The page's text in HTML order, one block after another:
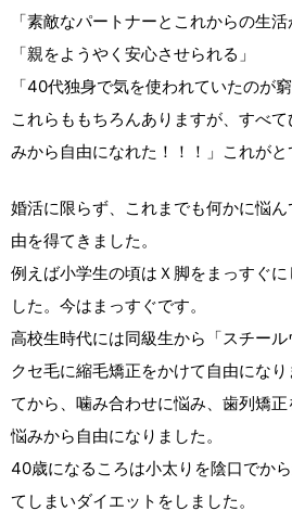
「素敵なパートナーとこれからの生活
「親をようやく安心させられる」
「40代独身で気を使われていたのが
これらももちろんありますが、すべ
みから自由になれた！！！」これがと
婚活に限らず、これまでも何かに悩
由を得てきました。
例えば小学生の頃はＸ脚をまっすぐ
した。今はまっすぐです。
高校生時代には同級生から「スチー
クセ毛に縮毛矯正をかけて自由にな
てから、噛み合わせに悩み、歯列矯
悩みから自由になりました。
40歳になるころは小太りを陰口でか
てしまいダイエットをしました。